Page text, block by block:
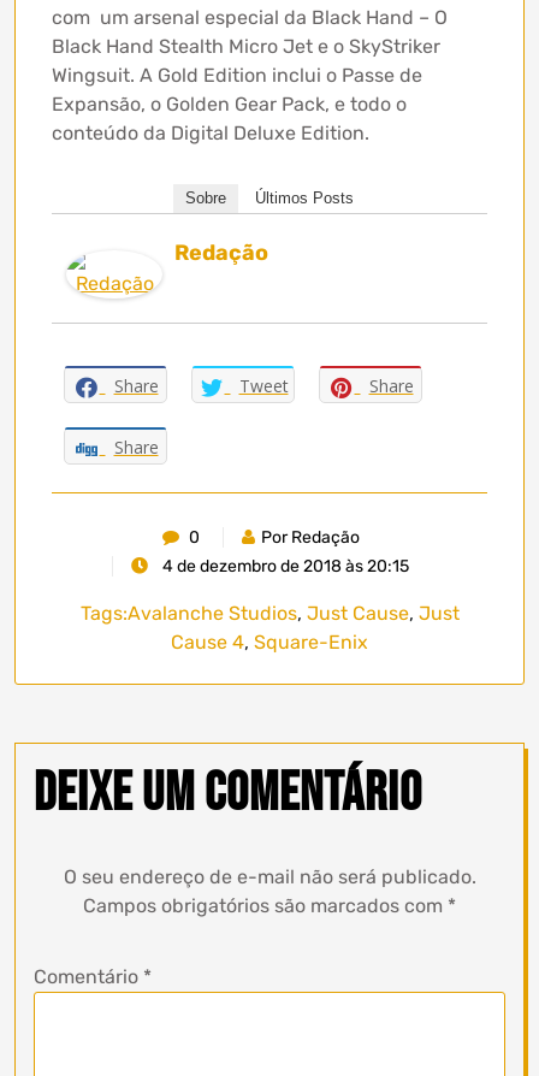
com um arsenal especial da Black Hand – O
Black Hand Stealth Micro Jet e o SkyStriker
Wingsuit. A Gold Edition inclui o Passe de
Expansão, o Golden Gear Pack, e todo o
conteúdo da Digital Deluxe Edition.
Sobre Últimos Posts
Redação
Share Tweet Share
Share
0
Por Redação
4 de dezembro de 2018 às 20:15
Tags:Avalanche Studios, Just Cause, Just
Cause 4, Square-Enix
Deixe um comentário
O seu endereço de e-mail não será publicado.
Campos obrigatórios são marcados com *
Comentário *